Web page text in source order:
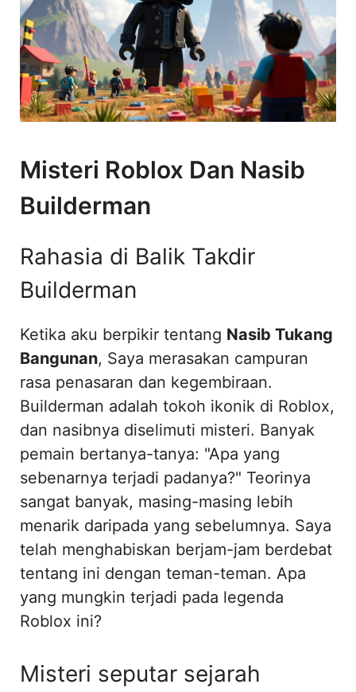
Misteri Roblox Dan Nasib
Builderman
Rahasia di Balik Takdir
Builderman
Ketika aku berpikir tentang Nasib Tukang
Bangunan, Saya merasakan campuran
rasa penasaran dan kegembiraan.
Builderman adalah tokoh ikonik di Roblox,
dan nasibnya diselimuti misteri. Banyak
pemain bertanya-tanya: "Apa yang
sebenarnya terjadi padanya?" Teorinya
sangat banyak, masing-masing lebih
menarik daripada yang sebelumnya. Saya
telah menghabiskan berjam-jam berdebat
tentang ini dengan teman-teman. Apa
yang mungkin terjadi pada legenda
Roblox ini?
Misteri seputar sejarah